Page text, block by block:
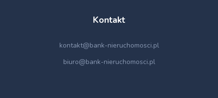
Kontakt
kontakt@bank-nieruchomosci.pl
biuro@bank-nieruchomosci.pl